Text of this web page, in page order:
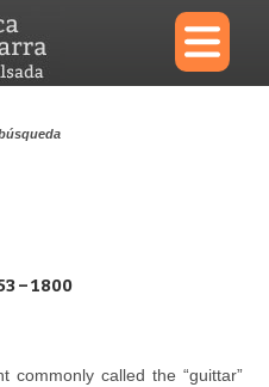
×
Reproductor
– 1800
commonly called the “guittar”